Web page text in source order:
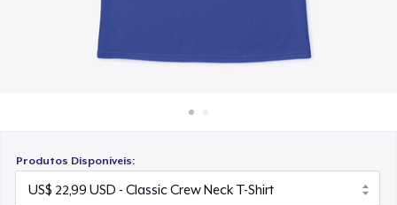
Produtos Disponíveis: